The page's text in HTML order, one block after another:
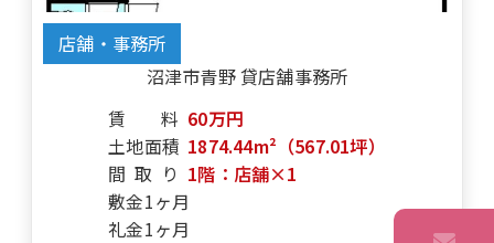
店舗・事務所
沼津市青野 貸店舗事務所
賃料 60万円
土地面積 1874.44m²（567.01坪）
間取り 1階：店舗×1
敷金1ヶ月
礼金1ヶ月